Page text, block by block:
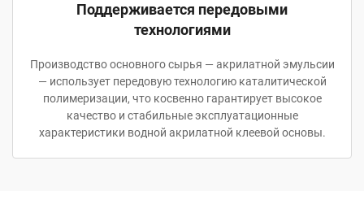
Поддерживается передовыми
технологиями
Производство основного сырья — акрилатной эмульсии
— использует передовую технологию каталитической
полимеризации, что косвенно гарантирует высокое
качество и стабильные эксплуатационные
характеристики водной акрилатной клеевой основы.